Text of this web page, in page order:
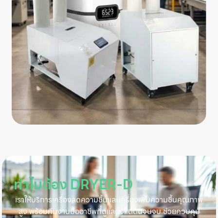
ทำไมต้อง DRYER-D
เราให้บริการเครื่องลดความชื้นและเครื่องเพิ่มความชื้นคุณภาพ
สูง พร้อมทีมงานมืออาชีพที่ดูแลตั้งแต่ต้นจนจบ ช่วยควบคุม